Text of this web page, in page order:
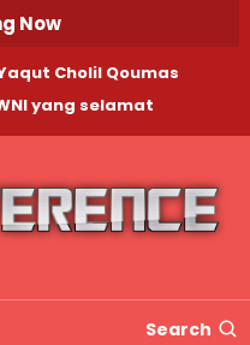
Now
Cholil Qoumas
yang selamat
Search